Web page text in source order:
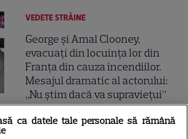
VEDETE STRĂINE
George și Amal Clooney,
evacuați din locuința lor din
Franța din cauza incendiilor.
Mesajul dramatic al actorului:
„Nu știm dacă va supraviețui”
VEDETE ROMÂNEŞTI
ca datele tale personale să rămână